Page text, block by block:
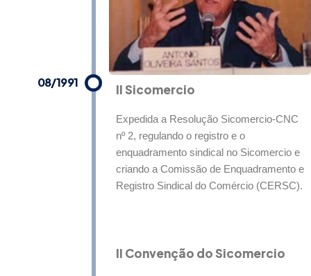
08/1991 II Sicomercio
Expedida a Resolução Sicomercio-CNC
nº 2, regulando o registro e o
enquadramento sindical no Sicomercio e
criando a Comissão de Enquadramento e
Registro Sindical do Comércio (CERSC).
II Convenção do Sicomercio